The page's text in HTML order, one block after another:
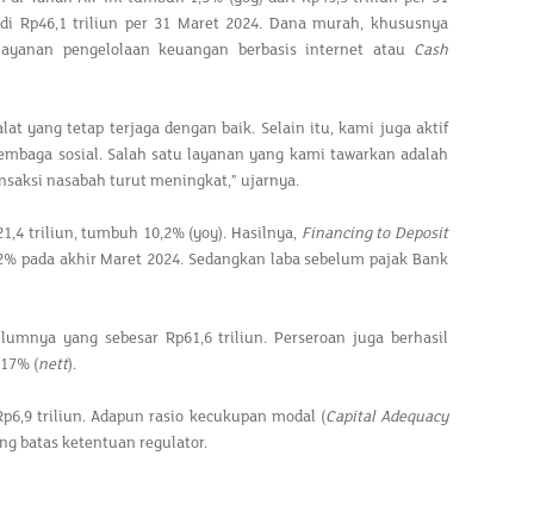
Rp46,1 triliun per 31 Maret 2024. Dana murah, khususnya
pengelolaan keuangan berbasis internet atau Cash
yang tetap terjaga dengan baik. Selain itu, kami juga aktif
sosial. Salah satu layanan yang kami tawarkan adalah
nasabah turut meningkat,” ujarnya.
triliun, tumbuh 10,2% (yoy). Hasilnya, Financing to Deposit
pada akhir Maret 2024. Sedangkan laba sebelum pajak Bank
yang sebesar Rp61,6 triliun. Perseroan juga berhasil
(nett).
triliun. Adapun rasio kecukupan modal (Capital Adequacy
batas ketentuan regulator.